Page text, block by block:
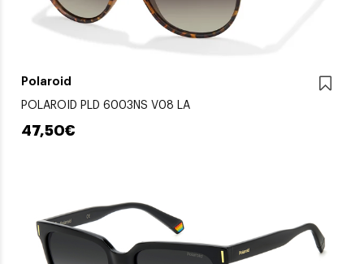
Polaroid
POLAROID PLD 6003NS V08 LA
47,50€